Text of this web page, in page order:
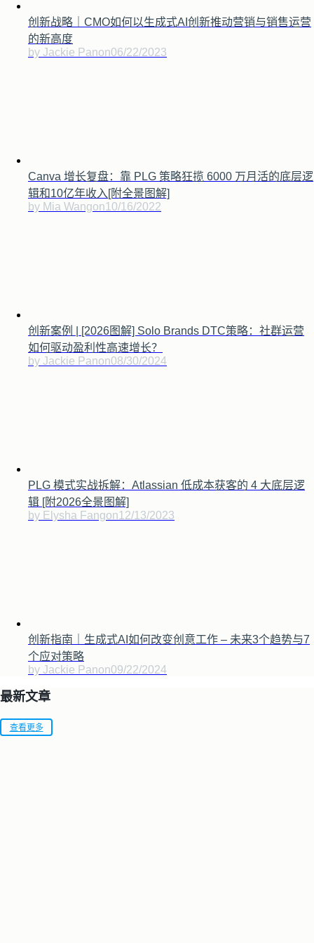
创新战略｜CMO如何以生成式AI创新推动营销与销售运营
的新高度
by Jackie Panon06/22/2023
Canva 增长复盘：靠 PLG 策略狂揽 6000 万月活的底层逻
辑和10亿年收入[附全景图解]
by Mia Wangon10/16/2022
创新案例 | [2026图解] Solo Brands DTC策略：社群运营
如何驱动盈利性高速增长？
by Jackie Panon08/30/2024
PLG 模式实战拆解：Atlassian 低成本获客的 4 大底层逻
辑 [附2026全景图解]
by Elysha Fangon12/13/2023
创新指南｜生成式AI如何改变创意工作 – 未来3个趋势与7
个应对策略
by Jackie Panon09/22/2024
最新文章
查看更多